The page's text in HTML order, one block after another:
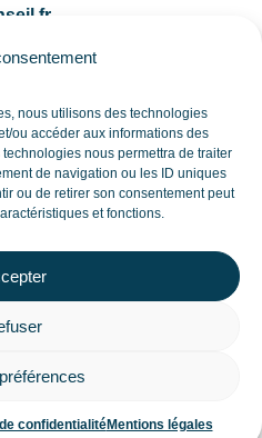
nous utilisons des technologies
ou accéder aux informations des
nous permettra de traiter
de navigation ou les ID uniques
ou de retirer son consentement peut
et fonctions.
confidentialitéMentions légales
pour les TPE et PME
pour gagner en
© FD communication